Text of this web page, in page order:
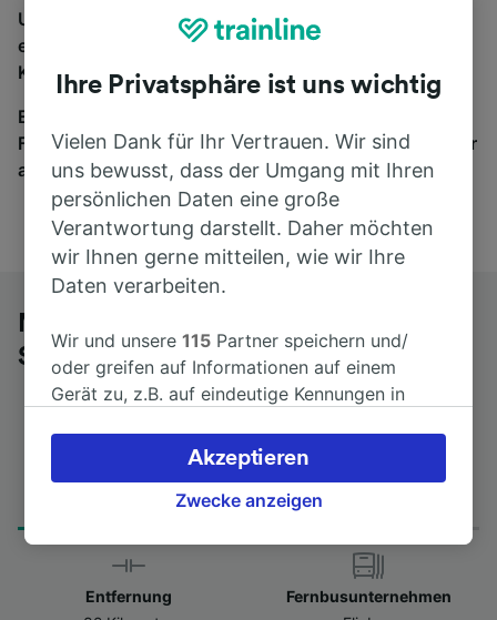
Um Bustickets zu finden, starten Sie einfach oben
eine Suche und wir vergleichen Fahrtzeiten und
Kosten für Bahn- und Busreisen miteinander.
Egal, wohin die Reise geht – starten Sie mit uns.
Finden Sie hier Fahrkarten für Verbindungen von mehr
als 170 Bahn- und Busunternehmen.
Mit dem Fernbus von Viareggio nach
Sestri Levante
from 2Std 5min
Erster und letzter Bus
10:10 - 16:45
Entfernung
Fernbusunternehmen
Ihre Privatsphäre ist uns wichtig
Vielen Dank für Ihr Vertrauen. Wir sind
uns bewusst, dass der Umgang mit Ihren
persönlichen Daten eine große
Verantwortung darstellt. Daher möchten
wir Ihnen gerne mitteilen, wie wir Ihre
Daten verarbeiten.
Wir und unsere115 Partner speichern und/
oder greifen auf Informationen auf einem
Gerät zu, z.B. auf eindeutige Kennungen in
verarbeiten. Sie können Ihre Präferenzen
akzeptieren oder verwalten, einschließlich
Ihres Widerspruchsrechts bei berechtigtem
besuchen Sie jederzeit die Seite der
Datenschutzrichtlinie. Diese Präferenzen
werden unseren Partnern signalisiert und
Zwecke anzeigen
Akzeptieren